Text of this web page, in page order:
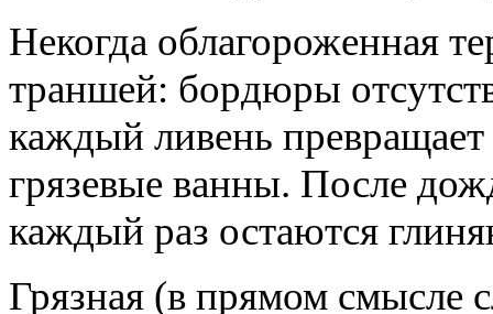
Некогда облагороженная
траншей: бордюры
каждый ливень
грязевые ванны. После
каждый раз остаются
Грязная (в прямом смысле